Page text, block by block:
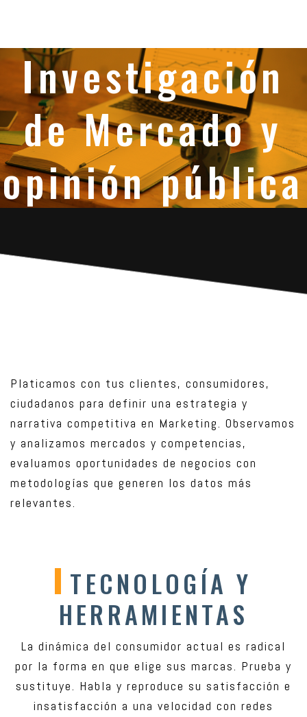
Investigación
de Mercado y
opinión pública
Platicamos con tus clientes, consumidores,
ciudadanos para definir una estrategia y
narrativa competitiva en Marketing. Observamos
y analizamos mercados y competencias,
evaluamos oportunidades de negocios con
metodologías que generen los datos más
relevantes.
TECNOLOGÍA Y
HERRAMIENTAS
La dinámica del consumidor actual es radical
por la forma en que elige sus marcas. Prueba y
sustituye. Habla y reproduce su satisfacción e
insatisfacción a una velocidad con redes